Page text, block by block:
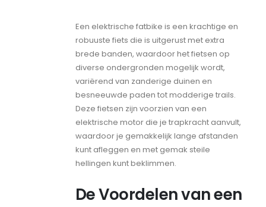
Een elektrische fatbike is een krachtige en
robuuste fiets die is uitgerust met extra
brede banden, waardoor het fietsen op
diverse ondergronden mogelijk wordt,
variërend van zanderige duinen en
besneeuwde paden tot modderige trails.
Deze fietsen zijn voorzien van een
elektrische motor die je trapkracht aanvult,
waardoor je gemakkelijk lange afstanden
kunt afleggen en met gemak steile
hellingen kunt beklimmen.
De Voordelen van een